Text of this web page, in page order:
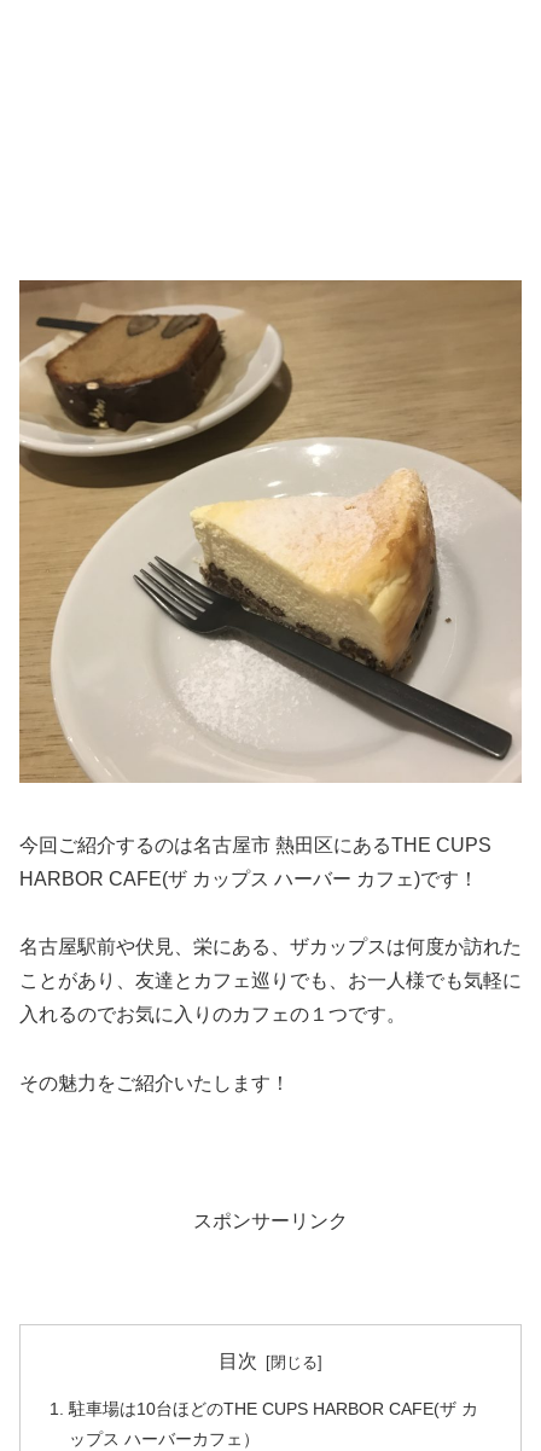
今回ご紹介するのは名古屋市 熱田区にあるTHE CUPS
HARBOR CAFE(ザ カップス ハーバー カフェ)です！
名古屋駅前や伏見、栄にある、ザカップスは何度か訪れた
ことがあり、友達とカフェ巡りでも、お一人様でも気軽に
入れるのでお気に入りのカフェの１つです。
その魅力をご紹介いたします！
スポンサーリンク
目次
駐車場は10台ほどのTHE CUPS HARBOR CAFE(ザ カ
ップス ハーバーカフェ）